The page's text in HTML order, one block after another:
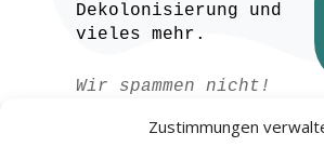
Zustimmungen
Dekolonisierung und
vieles mehr.
Wir spammen nicht!
Datenschutzerklärung